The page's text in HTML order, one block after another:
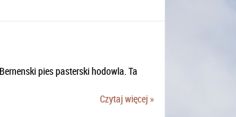
pies pasterski hodowla. Ta
Czytaj więcej »